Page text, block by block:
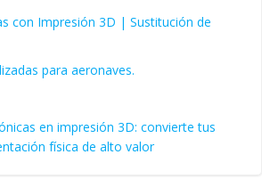
con Impresión 3D | Sustitución de
para aeronaves.
en impresión 3D: convierte tus
física de alto valor